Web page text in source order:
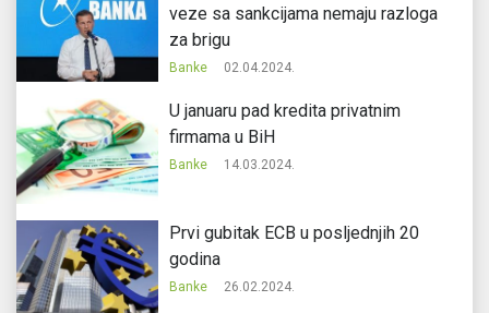
veze sa sankcijama nemaju razloga
za brigu
Banke 02.04.2024.
U januaru pad kredita privatnim
firmama u BiH
Banke 14.03.2024.
Prvi gubitak ECB u posljednjih 20
godina
Banke 26.02.2024.